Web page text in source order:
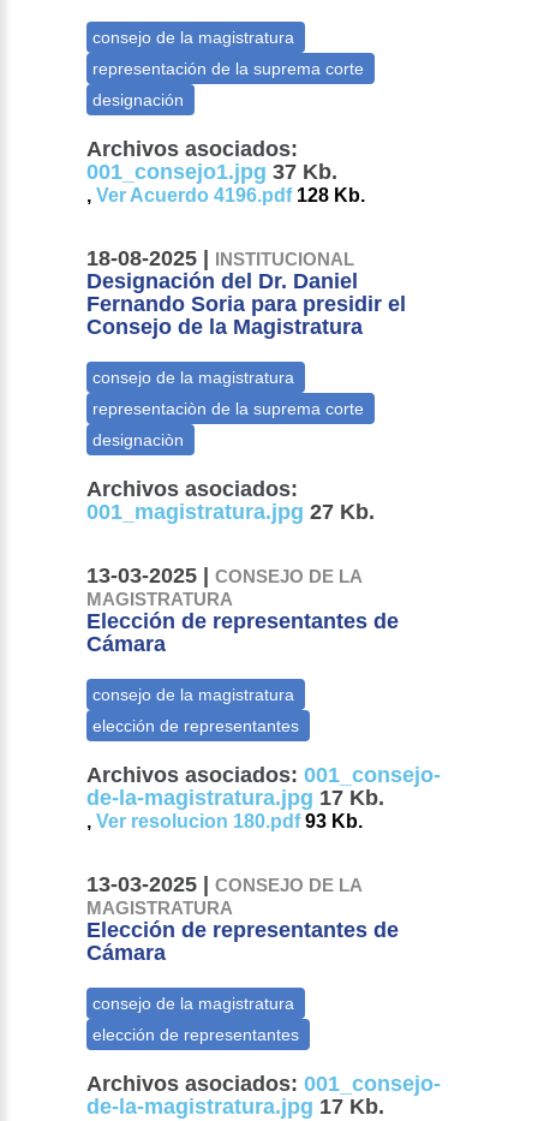
Archivos asociados:
001_consejo1.jpg 37 Kb.
,Ver Acuerdo 4196.pdf128 Kb.
18-08-2025 | INSTITUCIONAL
Designación del Dr. Daniel
Fernando Soria para presidir el
Consejo de la Magistratura
Archivos asociados:
001_magistratura.jpg 27 Kb.
13-03-2025 |CONSEJO DE LA
MAGISTRATURA
Elección de representantes de
Cámara
Archivos asociados: 001_consejo-
de-la-magistratura.jpg 17 Kb.
,Ver resolucion 180.pdf93 Kb.
13-03-2025 |CONSEJO DE LA
MAGISTRATURA
Elección de representantes de
Cámara
Archivos asociados: 001_consejo-
de-la-magistratura.jpg 17 Kb.